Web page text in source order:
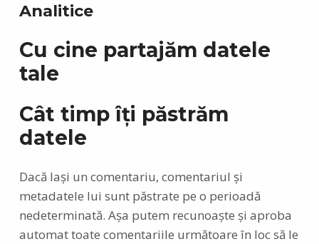
Analitice
Cu cine partajăm datele
tale
Cât timp îți păstrăm
datele
Dacă lași un comentariu, comentariul și
metadatele lui sunt păstrate pe o perioadă
nedeterminată. Așa putem recunoaște și aproba
automat toate comentariile următoare în loc să le